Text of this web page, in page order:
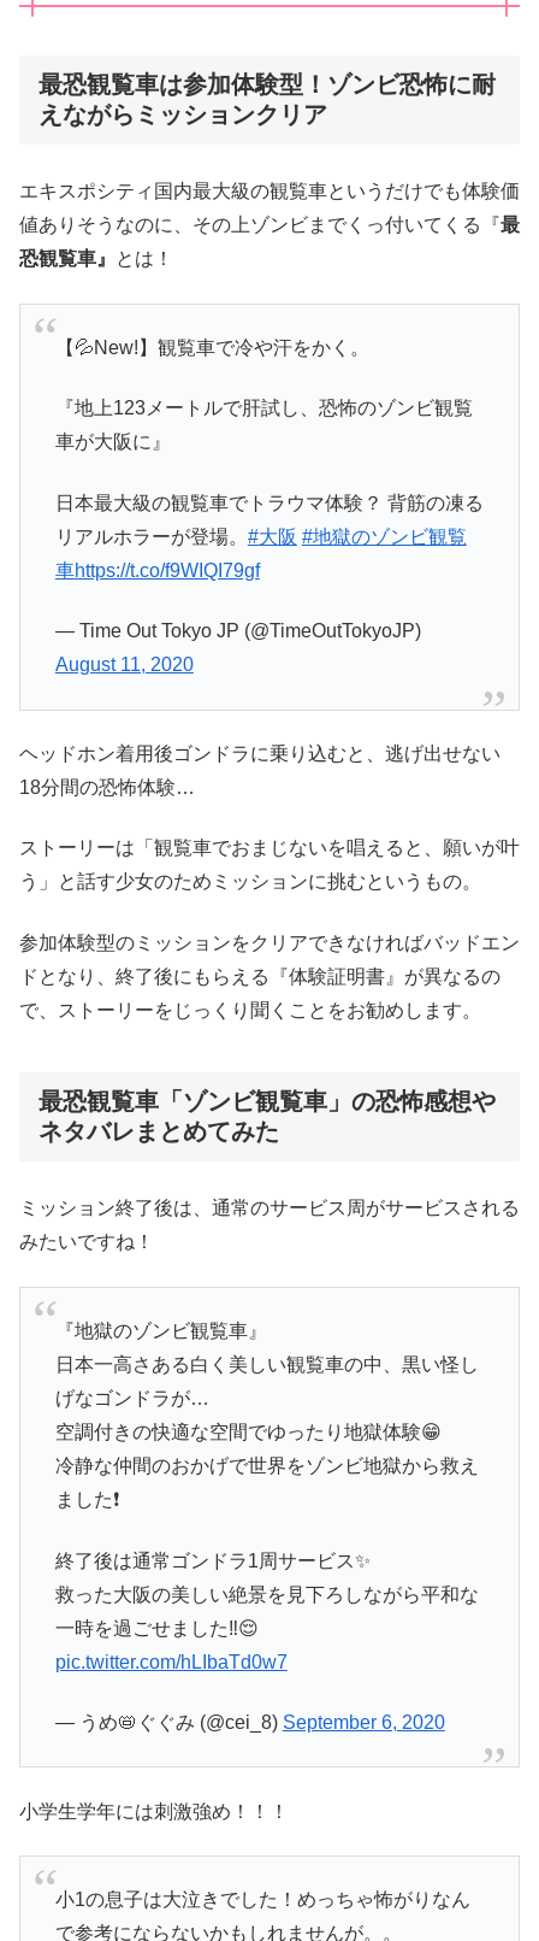
最恐観覧車は参加体験型！ゾンビ恐怖に耐
えながらミッションクリア
エキスポシティ国内最大級の観覧車というだけでも体験価
値ありそうなのに、その上ゾンビまでくっ付いてくる『最
恐観覧車』
とは！
【💦New!】観覧車で冷や汗をかく。
『地上123メートルで肝試し、恐怖のゾンビ観覧
車が大阪に』
日本最大級の観覧車でトラウマ体験？ 背筋の凍る
リアルホラーが登場。 #大阪 #地獄のゾンビ観覧
車https://t.co/f9WIQI79gf
— Time Out Tokyo JP (@TimeOutTokyoJP)
August 11, 2020
ヘッドホン着用後ゴンドラに乗り込むと、逃げ出せない
18分間の恐怖体験…
ストーリーは「観覧車でおまじないを唱えると、願いが叶
う」と話す少女のためミッションに挑むというもの。
参加体験型のミッションをクリアできなければバッドエン
ドとなり、終了後にもらえる『体験証明書』が異なるの
で、ストーリーをじっくり聞くことをお勧めします。
最恐観覧車「ゾンビ観覧車」の恐怖感想や
ネタバレまとめてみた
ミッション終了後は、通常のサービス周がサービスされる
みたいですね！
『地獄のゾンビ観覧車』
日本一高さある白く美しい観覧車の中、黒い怪し
げなゴンドラが…
空調付きの快適な空間でゆったり地獄体験😁
冷静な仲間のおかげで世界をゾンビ地獄から救え
ました❗
終了後は通常ゴンドラ1周サービス✨
救った大阪の美しい絶景を見下ろしながら平和な
一時を過ごせました‼️😌
pic.twitter.com/hLIbaTd0w7
— うめ📛ぐぐみ (@cei_8) September 6, 2020
小学生学年には刺激強め！！！
小1の息子は大泣きでした！めっちゃ怖がりなん
で参考にならないかもしれませんが。。